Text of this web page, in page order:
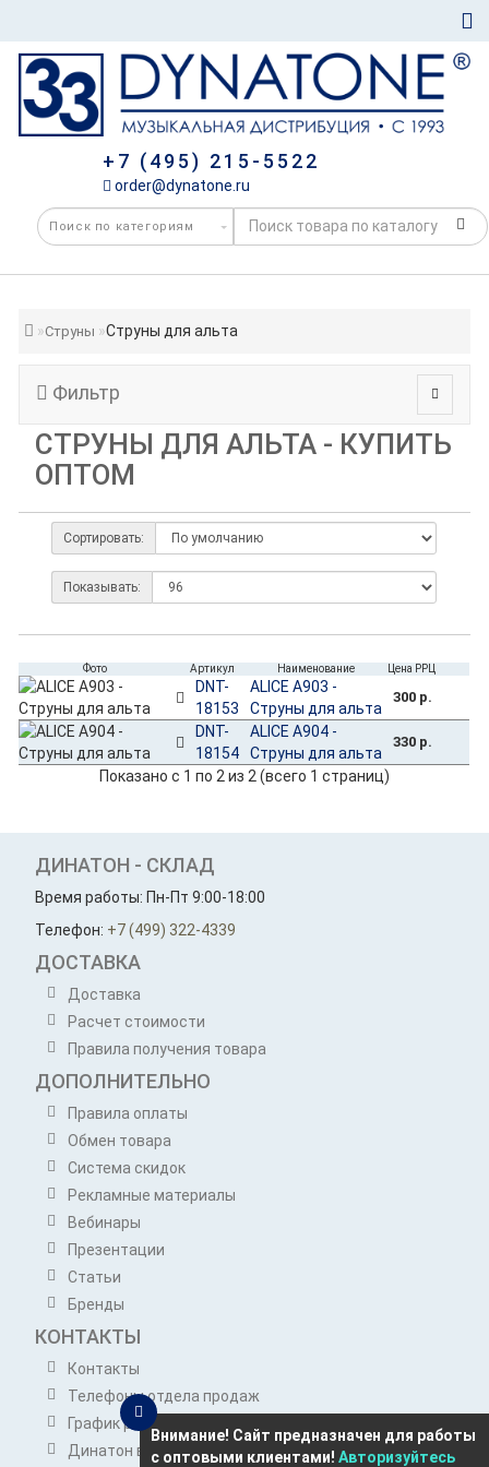
+7 (495) 215-5522
order@dynatone.ru
Струны Струны для альта
Фильтр
СТРУНЫ ДЛЯ АЛЬТА - КУПИТЬ
ОПТОМ
Сортировать:
Показывать:
Фото Артикул Наименование Цена РРЦ
DNT-
18153
ALICE A903 -
Струны для альта
300 р.
DNT-
18154
ALICE A904 -
Струны для альта
330 р.
Показано с 1 по 2 из 2 (всего 1 страниц)
ДИНАТОН - СКЛАД
Время работы: Пн-Пт 9:00-18:00
Телефон: +7 (499) 322-4339
ДОСТАВКА
Доставка
Расчет стоимости
Правила получения товара
ДОПОЛНИТЕЛЬНО
Правила оплаты
Обмен товара
Система скидок
Рекламные материалы
Вебинары
Презентации
Статьи
Бренды
КОНТАКТЫ
Контакты
Телефоны отдела продаж
График работы отдела продаж
Динатон в Telegram
Внимание! Сайт предназначен для работы
с оптовыми клиентами! Авторизуйтесь